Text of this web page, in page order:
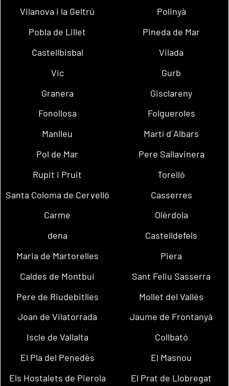
Vilanova i la Geltrú
Polinyà
Pobla de Lillet
Pineda de Mar
Castellbisbal
Vilada
Vic
Gurb
Granera
Gisclareny
Fonollosa
Folgueroles
Manlleu
Martí d´Albars
Pol de Mar
Pere Sallavinera
Rupit i Pruit
Torelló
Santa Coloma de Cervelló
Casserres
Carme
Olèrdola
dena
Castelldefels
Maria de Martorelles
Piera
Caldes de Montbui
Sant Feliu Sasserra
Pere de Riudebitlles
Mollet del Vallès
Joan de Vilatorrada
Jaume de Frontanyà
Iscle de Vallalta
Collbató
El Pla del Penedès
El Masnou
Els Hostalets de Pierola
El Prat de Llobregat